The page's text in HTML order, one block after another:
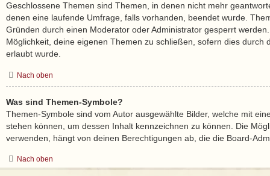
Geschlossene Themen sind Themen, in denen nicht mehr
denen eine laufende Umfrage, falls vorhanden, beendet wurde.
Gründen durch einen Moderator oder Administrator gesperrt
Möglichkeit, deine eigenen Themen zu schließen, sofern dies durch
erlaubt wurde.
Nach oben
Was sind Themen-Symbole?
Themen-Symbole sind vom Autor ausgewählte Bilder, welche mit
stehen können, um dessen Inhalt kennzeichnen zu können. Die
verwenden, hängt von deinen Berechtigungen ab, die die Board-
Nach oben